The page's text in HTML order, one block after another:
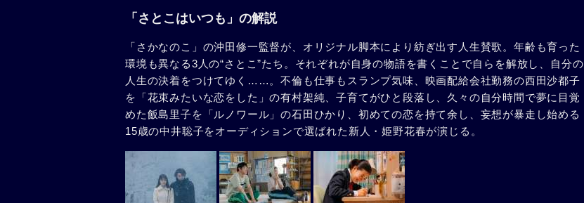
「さとこはいつも」の解説
「さかなのこ」の沖田修一監督が、オリジナル脚本により紡ぎ出す人生賛歌。年齢も育った
環境も異なる3人の“さとこ”たち。それぞれが自身の物語を書くことで自らを解放し、自分の
人生の決着をつけてゆく……。不倫も仕事もスランプ気味、映画配給会社勤務の西田沙都子
を「花束みたいな恋をした」の有村架純、子育てがひと段落し、久々の自分時間で夢に目覚
めた飯島里子を「ルノワール」の石田ひかり、初めての恋を持て余し、妄想が暴走し始める
15歳の中井聡子をオーディションで選ばれた新人・姫野花春が演じる。